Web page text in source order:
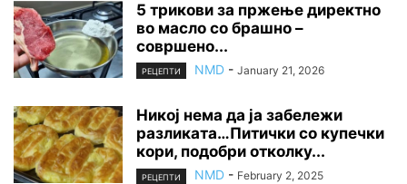
5 трикови за пржење директно
во масло со брашно –
совршено...
РЕЦЕПТИ NMD - January 21, 2026
Никој нема да ја забележи
разликата…Питички со купечки
кори, подобри отколку...
РЕЦЕПТИ NMD - February 2, 2025